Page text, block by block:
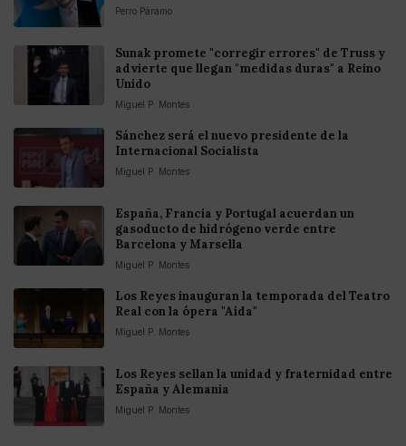
Perro Páramo
Sunak promete "corregir errores" de Truss y
advierte que llegan "medidas duras" a Reino
Unido
Miguel P. Montes
Sánchez será el nuevo presidente de la
Internacional Socialista
Miguel P. Montes
España, Francia y Portugal acuerdan un
gasoducto de hidrógeno verde entre
Barcelona y Marsella
Miguel P. Montes
Los Reyes inauguran la temporada del Teatro
Real con la ópera "Aída"
Miguel P. Montes
Los Reyes sellan la unidad y fraternidad entre
España y Alemania
Miguel P. Montes